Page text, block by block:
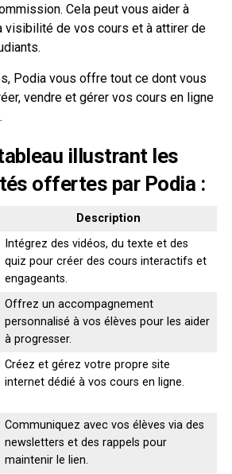
Cela peut vous aider à
visibilité de vos cours et à attirer de
Podia vous offre tout ce dont vous
vendre et gérer vos cours en ligne
illustrant les
offertes par Podia :
Description
Intégrez des vidéos, du texte et des
quiz pour créer des cours interactifs et
engageants.
Offrez un accompagnement
personnalisé à vos élèves pour les aider
à progresser.
Créez et gérez votre propre site
internet dédié à vos cours en ligne.
Communiquez avec vos élèves via des
newsletters et des rappels pour
maintenir le lien.